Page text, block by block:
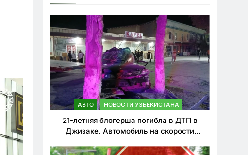
АВТО НОВОСТИ УЗБЕКИСТАНА
21-летняя блогерша погибла в ДТП в
Джизаке. Автомобиль на скорости